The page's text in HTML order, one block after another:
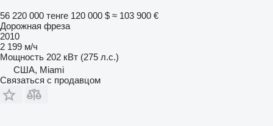
56 220 000 тенге 120 000 $ ≈ 103 900 €
Дорожная фреза
2010
2 199 м/ч
Мощность 202 кВт (275 л.с.)
США, Miami
Связаться с продавцом